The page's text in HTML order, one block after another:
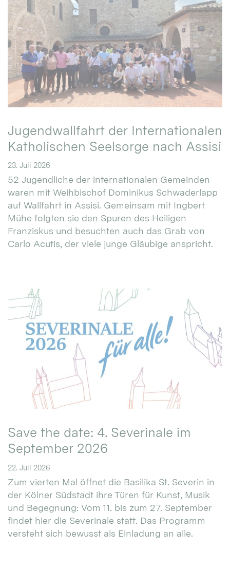
Jugendwallfahrt der Internationalen
Katholischen Seelsorge nach Assisi
23. Juli 2026
52 Jugendliche der internationalen Gemeinden
waren mit Weihbischof Dominikus Schwaderlapp
auf Wallfahrt in Assisi. Gemeinsam mit Ingbert
Mühe folgten sie den Spuren des Heiligen
Franziskus und besuchten auch das Grab von
Carlo Acutis, der viele junge Gläubige anspricht.
Save the date: 4. Severinale im
September 2026
22. Juli 2026
Zum vierten Mal öffnet die Basilika St. Severin in
der Kölner Südstadt ihre Türen für Kunst, Musik
und Begegnung: Vom 11. bis zum 27. September
findet hier die Severinale statt. Das Programm
versteht sich bewusst als Einladung an alle.